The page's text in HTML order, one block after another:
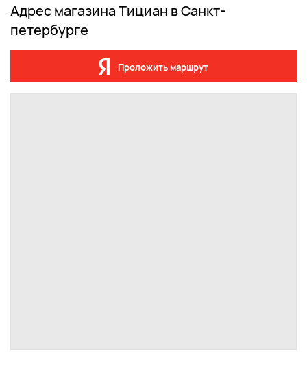
Адрес магазина Тициан в Санкт-
петербурге
Проложить маршрут